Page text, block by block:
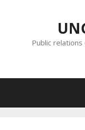
Public